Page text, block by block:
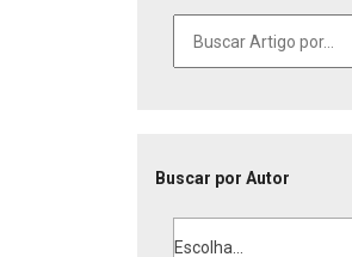
Buscar por Autor
Escolha...